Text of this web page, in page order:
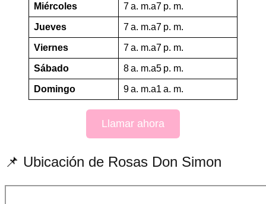
Miércoles 7 a. m.a7 p. m.
Jueves 7 a. m.a7 p. m.
Viernes 7 a. m.a7 p. m.
Sábado 8 a. m.a5 p. m.
Domingo 9 a. m.a1 a. m.
Llamar ahora
📌 Ubicación de Rosas Don Simon